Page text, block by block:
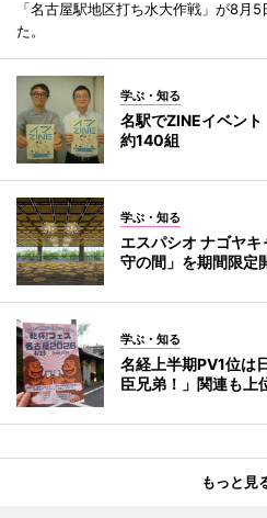
「名古屋駅地区打ち水大作戦」が8月
た。
学ぶ・知る
名駅でZINEイベン
約140組
学ぶ・知る
エスパシオ ナゴヤ
守の間」を期間限定
学ぶ・知る
名経上半期PV1位は
臣兄弟！」関連も上
もっと見